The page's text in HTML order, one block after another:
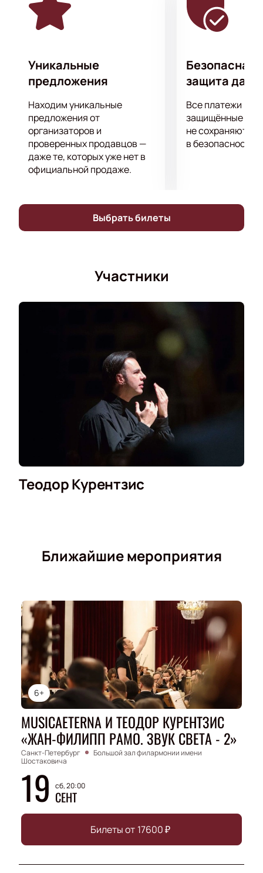
в сопровождении театральных постановок, балета,
концертах филармонии. Все они неоднократно
становились лауреатами музыкальных премий и
международного уровня.
Не пропустите этот потрясающий вечер
классической музыки в исполнении настоящих
виртуозов!
Уникальные
предложения
Находим уникальные
предложения от
организаторов и
проверенных продавцов —
даже те, которых уже нет в
официальной продаже.
Безопасная
защита
Все платежи
защищённые
не сохраняются
в безопасности.
Выбрать билеты
Участники
Теодор Курентзис
Ближайшие мероприятия
6+
MUSICAETERNA И ТЕОДОР КУРЕНТЗИС
«ЖАН-ФИЛИПП РАМО. ЗВУК СВЕТА - 2»
Санкт-Петербург
Большой зал филармонии имени
Шостаковича
19 сб, 20:00
СЕНТ
Билеты от 17600₽